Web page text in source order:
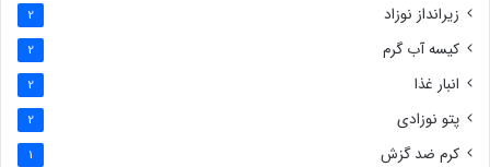
زیرانداز نوزاد 2
کیسه آب گرم 2
انبار غذا 2
پتو نوزادی 2
کرم ضد گزش 1